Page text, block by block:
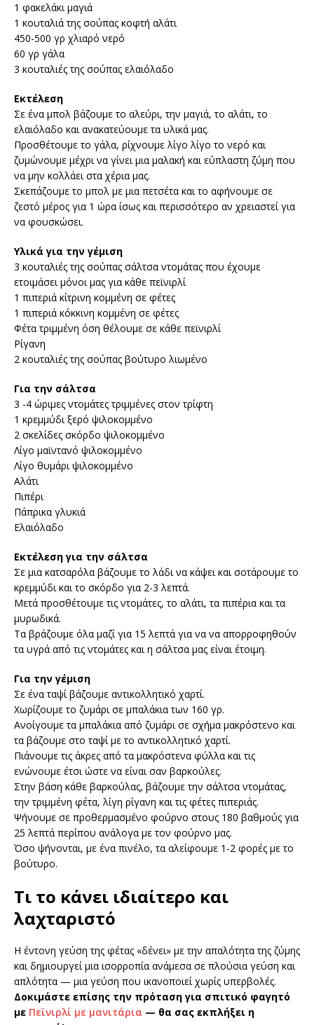
1 φακελάκι μαγιά
1 κουταλιά της σούπας κοφτή αλάτι
450-500 γρ χλιαρό νερό
60 γρ γάλα
3 κουταλιές της σούπας ελαιόλαδο
Εκτέλεση
Σε ένα μπολ βάζουμε το αλεύρι, την μαγιά, το αλάτι, το
ελαιόλαδο και ανακατεύουμε τα υλικά μας.
Προσθέτουμε το γάλα, ρίχνουμε λίγο λίγο το νερό και
ζυμώνουμε μέχρι να γίνει μια μαλακή και εύπλαστη ζύμη που
να μην κολλάει στα χέρια μας.
Σκεπάζουμε το μπολ με μια πετσέτα και το αφήνουμε σε
ζεστό μέρος για 1 ώρα ίσως και περισσότερο αν χρειαστεί για
να φουσκώσει.
Υλικά για την γέμιση
3 κουταλιές της σούπας σάλτσα ντομάτας που έχουμε
ετοιμάσει μόνοι μας για κάθε πεϊνιρλί
1 πιπεριά κίτρινη κομμένη σε φέτες
1 πιπεριά κόκκινη κομμένη σε φέτες
Φέτα τριμμένη όση θέλουμε σε κάθε πεϊνιρλί
Ρίγανη
2 κουταλιές της σούπας βούτυρο λιωμένο
Για την σάλτσα
3 -4 ώριμες ντομάτες τριμμένες στον τρίφτη
1 κρεμμύδι ξερό ψιλοκομμένο
2 σκελίδες σκόρδο ψιλοκομμένο
Λίγο μαϊντανό ψιλοκομμένο
Λίγο θυμάρι ψιλοκομμένο
Αλάτι
Πιπέρι
Πάπρικα γλυκιά
Ελαιόλαδο
Εκτέλεση για την σάλτσα
Σε μια κατσαρόλα βάζουμε το λάδι να κάψει και σοτάρουμε το
κρεμμύδι και το σκόρδο για 2-3 λεπτά.
Μετά προσθέτουμε τις ντομάτες, το αλάτι, τα πιπέρια και τα
μυρωδικά.
Τα βράζουμε όλα μαζί για 15 λεπτά για να να απορροφηθούν
τα υγρά από τις ντομάτες και η σάλτσα μας είναι έτοιμη.
Για την γέμιση
Σε ένα ταψί βάζουμε αντικολλητικό χαρτί.
Χωρίζουμε το ζυμάρι σε μπαλάκια των 160 γρ.
Ανοίγουμε τα μπαλάκια από ζυμάρι σε σχήμα μακρόστενο και
τα βάζουμε στο ταψί με το αντικολλητικό χαρτί.
Πιάνουμε τις άκρες από τα μακρόστενα φύλλα και τις
ενώνουμε έτσι ώστε να είναι σαν βαρκούλες.
Στην βάση κάθε βαρκούλας, βάζουμε την σάλτσα ντομάτας,
την τριμμένη φέτα, λίγη ρίγανη και τις φέτες πιπεριάς.
Ψήνουμε σε προθερμασμένο φούρνο στους 180 βαθμούς για
25 λεπτά περίπου ανάλογα με τον φούρνο μας.
Όσο ψήνονται, με ένα πινέλο, τα αλείφουμε 1-2 φορές με το
βούτυρο.
Τι το κάνει ιδιαίτερο και
λαχταριστό
Η έντονη γεύση της φέτας «δένει» με την απαλότητα της ζύμης
και δημιουργεί μια ισορροπία ανάμεσα σε πλούσια γεύση και
απλότητα — μια γεύση που ικανοποιεί χωρίς υπερβολές.
Δοκιμάστε επίσης την πρόταση για σπιτικό φαγητό
με Πεϊνιρλί με μανιτάρια — θα σας εκπλήξει η